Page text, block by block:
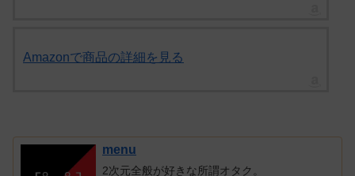
Amazonで商品の詳細を見る
menu
2次元全般が好きな所謂オタク。